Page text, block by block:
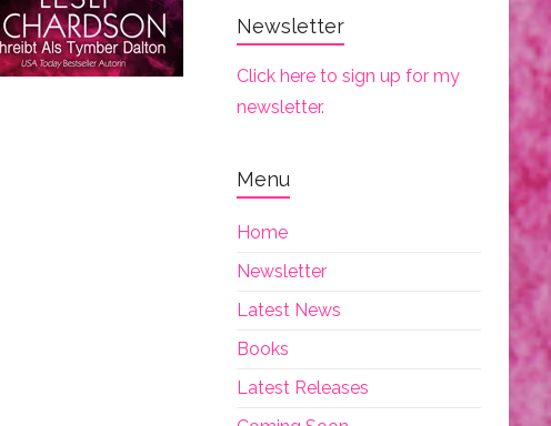
Newsletter
Click here to sign up for my
newsletter.
Menu
Home
Newsletter
Latest News
Books
Latest Releases